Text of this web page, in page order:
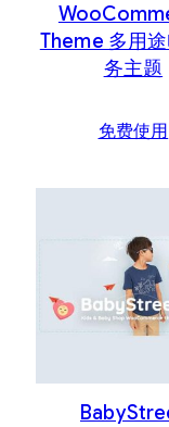
Theme 多用
务主题
免费使用